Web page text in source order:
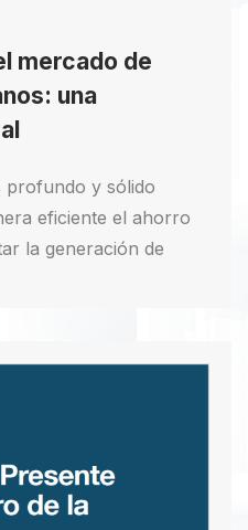
mercado de
una
profundo y sólido
eficiente el ahorro
la generación de
del sector
En este sentido
del sector público
en el avance de
dinamizar el